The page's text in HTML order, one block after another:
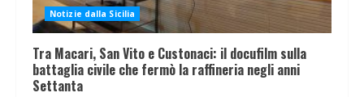
Notizie dalla Sicilia
Tra Macari, San Vito e Custonaci: il docufilm sulla
battaglia civile che fermò la raffineria negli anni
Settanta